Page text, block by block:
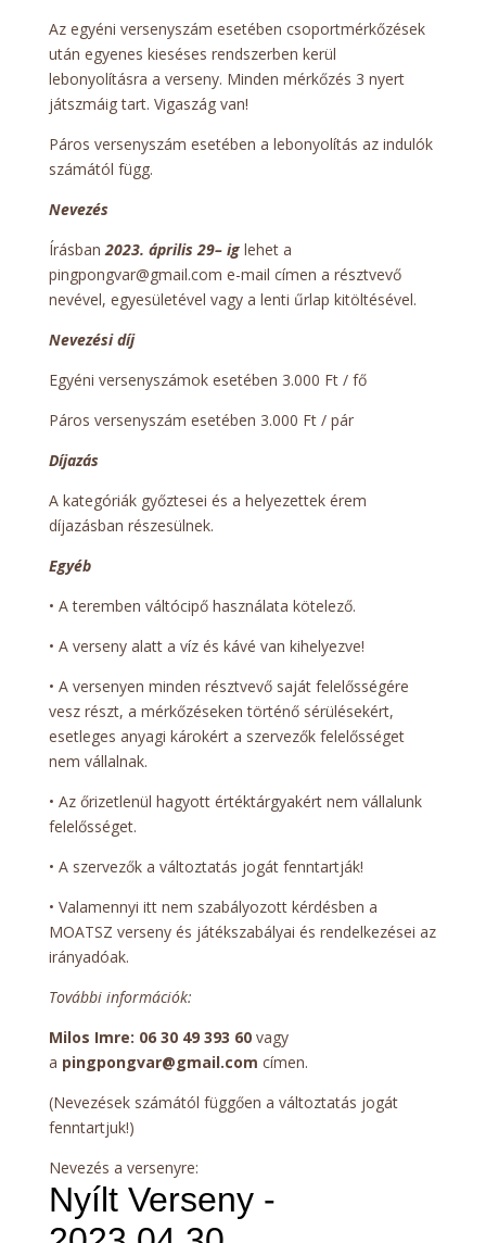
Az egyéni versenyszám esetében csoportmérkőzések
után egyenes kieséses rendszerben kerül
lebonyolításra a verseny. Minden mérkőzés 3 nyert
játszmáig tart. Vigaszág van!
Páros versenyszám esetében a lebonyolítás az indulók
számától függ.
Nevezés
Írásban 2023. április 29– iglehet a
pingpongvar@gmail.com e-mail címen a résztvevő
nevével, egyesületével vagy a lenti űrlap kitöltésével.
Nevezési díj
Egyéni versenyszámok esetében 3.000 Ft / fő
Páros versenyszám esetében 3.000 Ft / pár
Díjazás
A kategóriák győztesei és a helyezettek érem
díjazásban részesülnek.
Egyéb
• A teremben váltócipő használata kötelező.
• A verseny alatt a víz és kávé van kihelyezve!
• A versenyen minden résztvevő saját felelősségére
vesz részt, a mérkőzéseken történő sérülésekért,
esetleges anyagi károkért a szervezők felelősséget
nem vállalnak.
• Az őrizetlenül hagyott értéktárgyakért nem vállalunk
felelősséget.
• A szervezők a változtatás jogát fenntartják!
• Valamennyi itt nem szabályozott kérdésben a
MOATSZ verseny és játékszabályai és rendelkezései az
irányadóak.
További információk:
Milos Imre: 06 30 49 393 60vagy
a pingpongvar@gmail.com címen.
(Nevezések számától függően a változtatás jogát
fenntartjuk!)
Nevezés a versenyre: